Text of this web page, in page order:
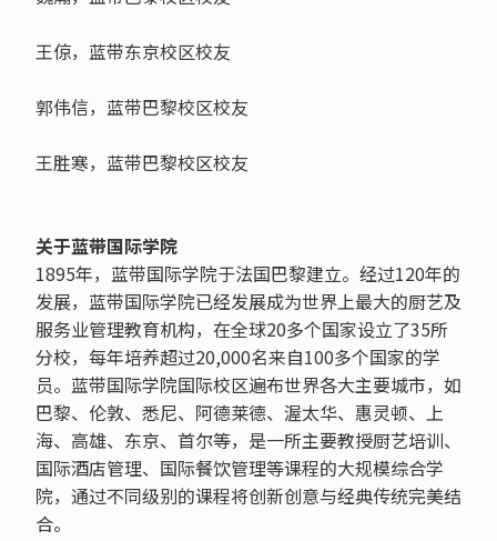
王倞，蓝带东京校区校友
郭伟信，蓝带巴黎校区校友
王胜寒，蓝带巴黎校区校友
关于蓝带国际学院
1895年，蓝带国际学院于法国巴黎建立。经过120年的
发展，蓝带国际学院已经发展成为世界上最大的厨艺及
服务业管理教育机构，在全球20多个国家设立了35所
分校，每年培养超过20,000名来自100多个国家的学
员。蓝带国际学院国际校区遍布世界各大主要城市，如
巴黎、伦敦、悉尼、阿德莱德、渥太华、惠灵顿、上
海、高雄、东京、首尔等，是一所主要教授厨艺培训、
国际酒店管理、国际餐饮管理等课程的大规模综合学
院，通过不同级别的课程将创新创意与经典传统完美结
合。